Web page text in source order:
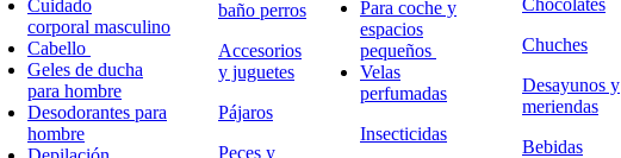
Cuidado
corporal masculino
Cabello
Geles de ducha
para hombre
Desodorantes para
hombre
baño perros
Accesorios
y juguetes
Pájaros
Peces y
Para coche y
espacios
pequeños
Velas
perfumadas
Insecticidas
Chocolates
Chuches
Desayunos y
meriendas
Bebidas